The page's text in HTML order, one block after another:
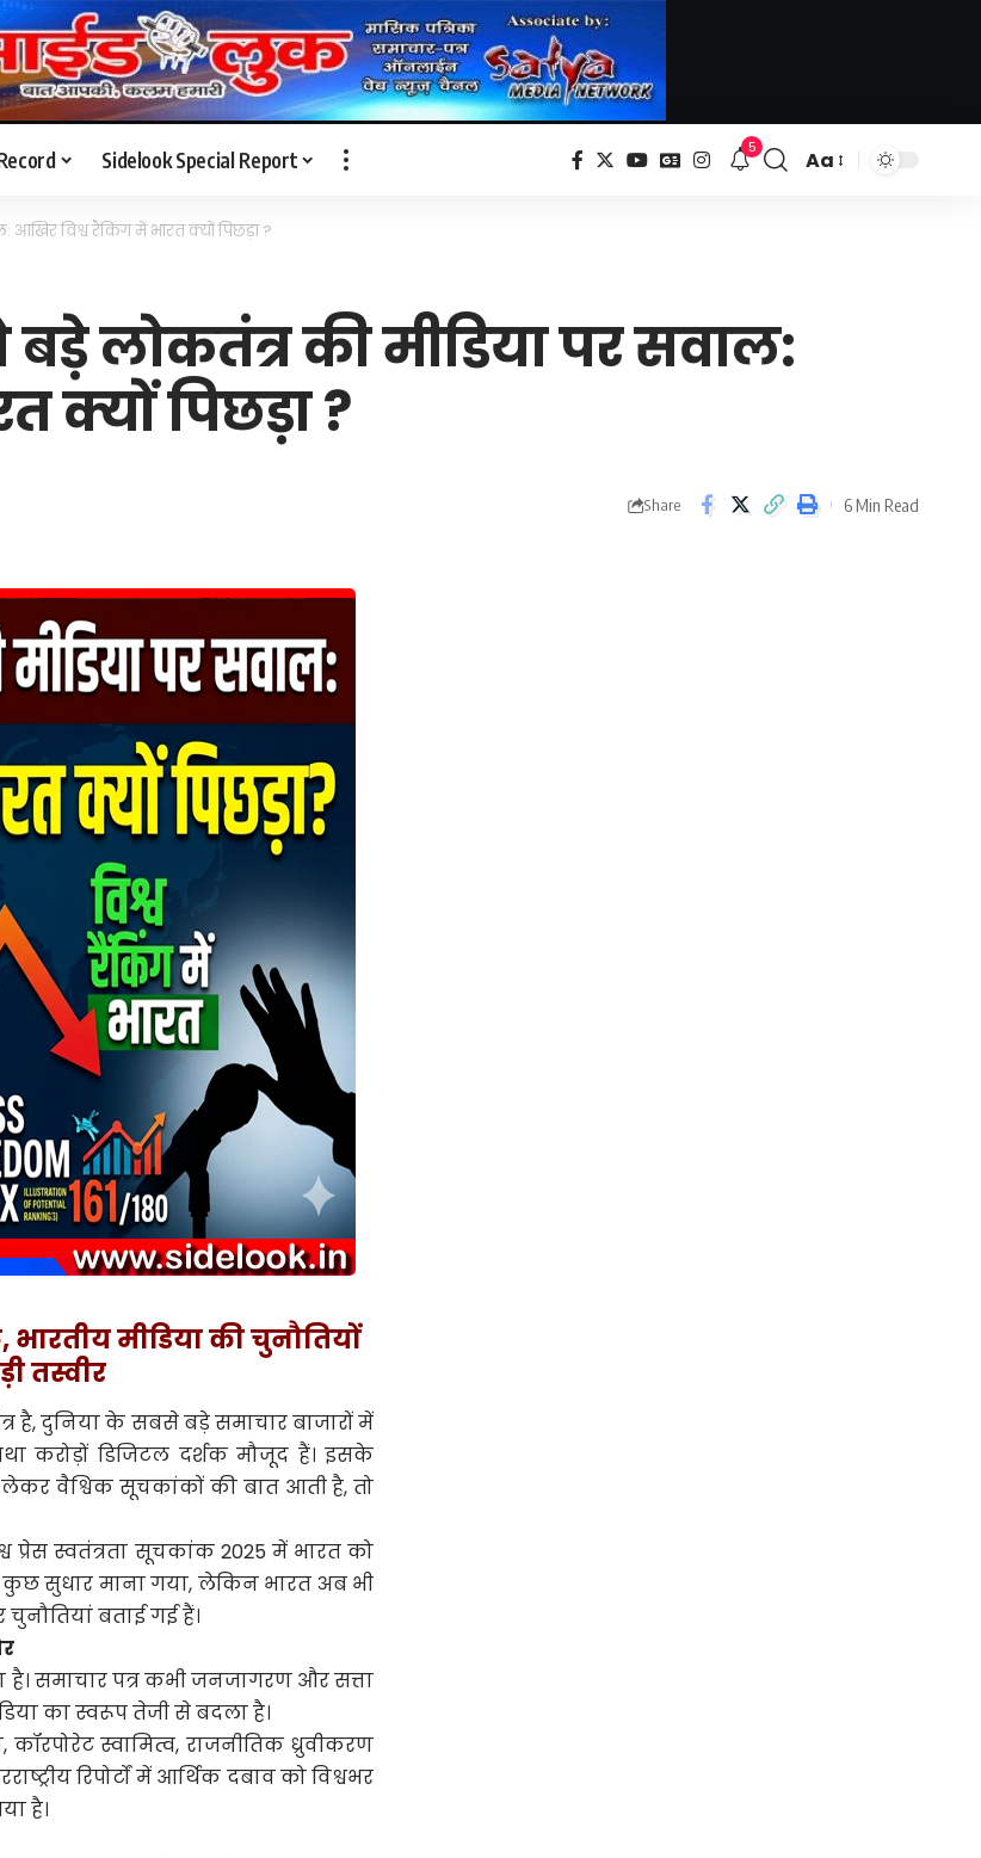
Sidelook Special Report 5
Font
Aa
आखिर विश्व रैंकिंग में भारत क्यों पिछड़ा ?
बड़े लोकतंत्र की मीडिया पर सवाल:
क्यों पिछड़ा ?
Share 6 Min Read
मीडिया की चुनौतियों
तस्वीर
है, दुनिया के सबसे बड़े समाचार बाजारों में
करोड़ों डिजिटल दर्शक मौजूद हैं। इसके
लेकर वैश्विक सूचकांकों की बात आती है, तो
विश्व प्रेस स्वतंत्रता सूचकांक 2025 में भारत को
कुछ सुधार माना गया, लेकिन भारत अब भी
बताई गई हैं।
है। समाचार पत्र कभी जनजागरण और सत्ता
का स्वरूप तेजी से बदला है।
स्वामित्व, राजनीतिक ध्रुवीकरण
रिपोर्टों में आर्थिक दबाव को विश्वभर
है।